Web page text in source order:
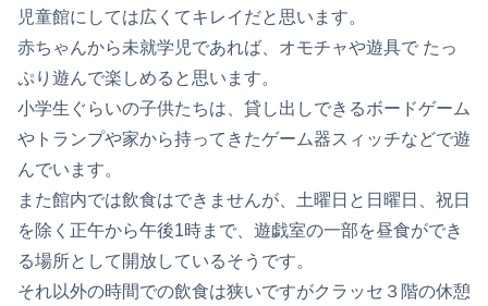
児童館にしては広くてキレイだと思います。
赤ちゃんから未就学児であれば、オモチャや遊具で たっ
ぷり遊んで楽しめると思います。
小学生ぐらいの子供たちは、貸し出しできるボードゲーム
やトランプや家から持ってきたゲーム器スィッチなどで遊
んでいます。
また館内では飲食はできませんが、 土曜日と日曜日、祝日
を除く正午から午後1時まで、遊戯室の一部を昼食ができ
る場所として開放しているそうです。
それ以外の時間での飲食は狭いですがクラッセ３階の休憩